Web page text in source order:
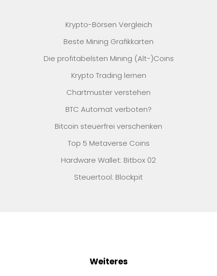
Krypto-Börsen Vergleich
Beste Mining Grafikkarten
Die profitabelsten Mining (Alt-)Coins
Krypto Trading lernen
Chartmuster verstehen
BTC Automat verboten?
Bitcoin steuerfrei verschenken
Top 5 Metaverse Coins
Hardware Wallet: Bitbox 02
Steuertool: Blockpit
Weiteres